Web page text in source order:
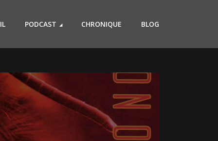
PODCAST CHRONIQUE BLOG